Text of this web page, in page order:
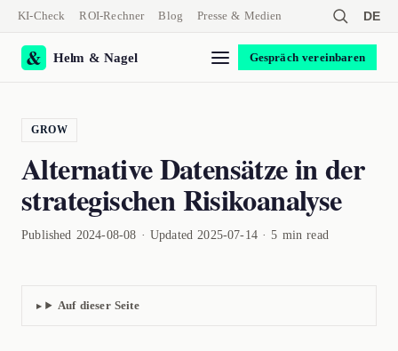
KI-Check ROI-Rechner Blog Presse & Medien DE
Helm & Nagel Gespräch vereinbaren
GROW
Alternative Datensätze in der
strategischen Risikoanalyse
Published 2024-08-08 · Updated 2025-07-14 · 5 min read
Auf dieser Seite